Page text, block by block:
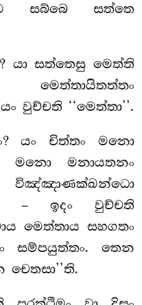
සබ්බෙ සත්තෙ
යා සත්තෙසු මෙත්ති
වුච්චති ‘‘මෙත්තා’’.
යං චිත්තං මනො
මනො මනායතනං
විඤ්ඤාණක්ඛන්ධො
– ඉදං වුච්චති
මෙත්තාය සහගතං
සම්පයුත්තං. තෙන